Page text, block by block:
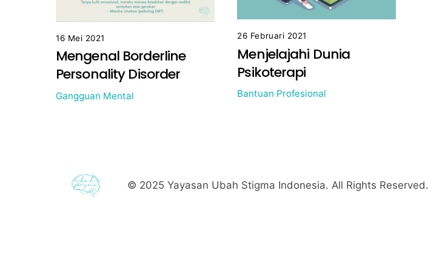
16 Mei 2021
Mengenal Borderline
Personality Disorder
Gangguan Mental
26 Februari 2021
Menjelajahi Dunia
Psikoterapi
Bantuan Profesional
© 2025 Yayasan Ubah Stigma Indonesia. All Rights Reserved.